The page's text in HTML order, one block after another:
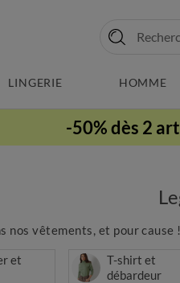
LINGERIE HOMME
-50% dès 2
nos vêtements, et pour
et
T-shirt et
débardeur